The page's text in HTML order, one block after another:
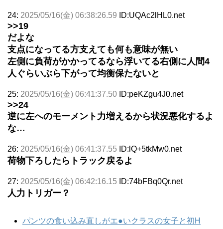
24: 2025/05/16(金) 06:38:26.59 ID:UQAc2lHL0.net
>>19
だよな
支点になってる方支えても何も意味が無い
左側に負荷がかかってるなら浮いてる右側に人間4
人ぐらいぶら下がって均衡保たないと
25: 2025/05/16(金) 06:41:37.50 ID:peKZgu4J0.net
>>24
逆に左へのモーメント力増えるから状況悪化するよ
な…
26: 2025/05/16(金) 06:41:37.55 ID:lQ+5tkMw0.net
荷物下ろしたらトラック戻るよ
27: 2025/05/16(金) 06:42:16.15 ID:74bFBq0Qr.net
人力トリガー？
パンツの食い込み直しがエ●いクラスの女子と初H